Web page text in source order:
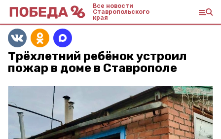
Все новости
Ставропольского
края
Трёхлетний ребёнок устроил
пожар в доме в Ставрополе